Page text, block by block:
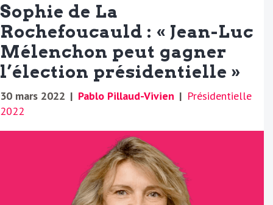
Sophie de La
Rochefoucauld : « Jean-Luc
Mélenchon peut gagner
l’élection présidentielle »
30 mars 2022 | Pablo Pillaud-Vivien | Présidentielle
2022